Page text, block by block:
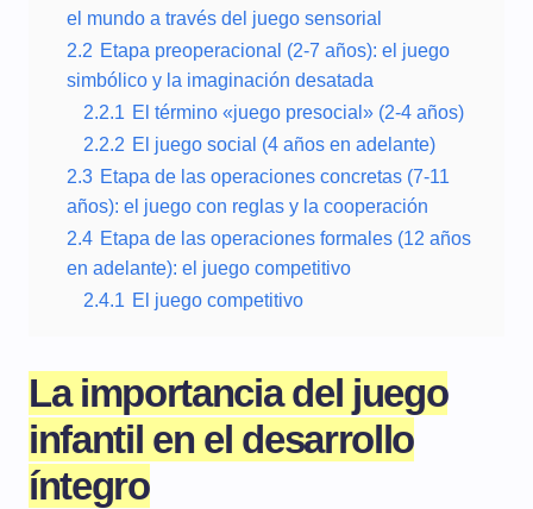
el mundo a través del juego sensorial
2.2 Etapa preoperacional (2-7 años): el juego
simbólico y la imaginación desatada
2.2.1 El término «juego presocial» (2-4 años)
2.2.2 El juego social (4 años en adelante)
2.3 Etapa de las operaciones concretas (7-11
años): el juego con reglas y la cooperación
2.4 Etapa de las operaciones formales (12 años
en adelante): el juego competitivo
2.4.1 El juego competitivo
La importancia del juego
infantil en el desarrollo
íntegro